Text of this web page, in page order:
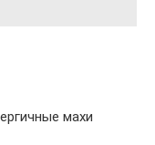
махи